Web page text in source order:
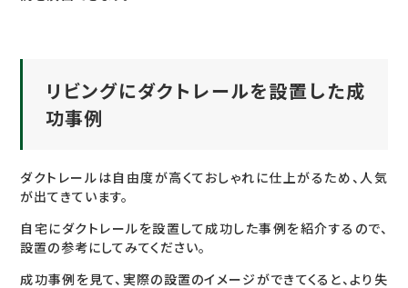
リビングにダクトレールを設置した成
功事例
ダクトレールは自由度が高くておしゃれに仕上がるため、人気
が出てきています。
自宅にダクトレールを設置して成功した事例を紹介するので、
設置の参考にしてみてください。
成功事例を見て、実際の設置のイメージができてくると、より失